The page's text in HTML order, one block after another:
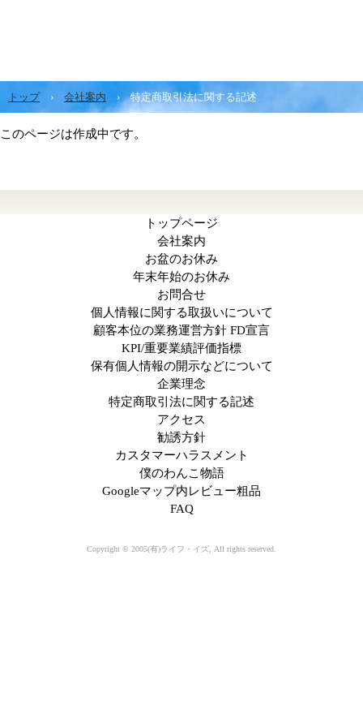
トップ › 会社案内 › 特定商取引法に関する記述
このページは作成中です。
トップページ
会社案内
お盆のお休み
年末年始のお休み
お問合せ
個人情報に関する取扱いについて
顧客本位の業務運営方針 FD宣言
KPI/重要業績評価指標
保有個人情報の開示などについて
企業理念
特定商取引法に関する記述
アクセス
勧誘方針
カスタマーハラスメント
僕のわんこ物語
Googleマップ内レビュー粗品
FAQ
Copyright © 2005(有)ライフ・イズ, All rights reserved.